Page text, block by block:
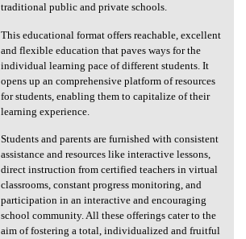
traditional public and private schools.
This educational format offers reachable, excellent
and flexible education that paves ways for the
individual learning pace of different students. It
opens up an comprehensive platform of resources
for students, enabling them to capitalize of their
learning experience.
Students and parents are furnished with consistent
assistance and resources like interactive lessons,
direct instruction from certified teachers in virtual
classrooms, constant progress monitoring, and
participation in an interactive and encouraging
school community. All these offerings cater to the
aim of fostering a total, individualized and fruitful